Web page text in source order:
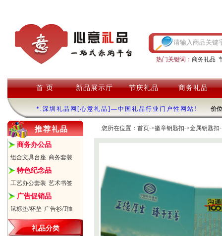
热门关键词： 商务礼品
首 页 新品展示厅 节庆礼品 商务礼品
*.深圳礼品网[心意礼品]—中国礼品行业门户性网站! 价
推荐礼品
商务办公品
组合文具台座 商务套装
特色纪念品
工艺办公套装 艺术书签
广告促销品
鼠标垫/杯垫 广告衫/T恤
礼品分类
您所在位置： 首页->徽章钥匙扣->金属钥匙扣